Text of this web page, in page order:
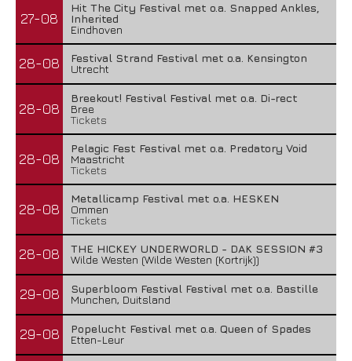
27-08
Hit The City Festival met o.a. Snapped Ankles,
Inherited
Eindhoven
28-08
Festival Strand Festival met o.a. Kensington
Utrecht
28-08
Breekout! Festival Festival met o.a. Di-rect
Bree
Tickets
28-08
Pelagic Fest Festival met o.a. Predatory Void
Maastricht
Tickets
28-08
Metallicamp Festival met o.a. HESKEN
Ommen
Tickets
28-08
THE HICKEY UNDERWORLD - DAK SESSION #3
Wilde Westen (Wilde Westen (Kortrijk))
29-08
Superbloom Festival Festival met o.a. Bastille
Munchen, Duitsland
29-08
Popelucht Festival met o.a. Queen of Spades
Etten-Leur